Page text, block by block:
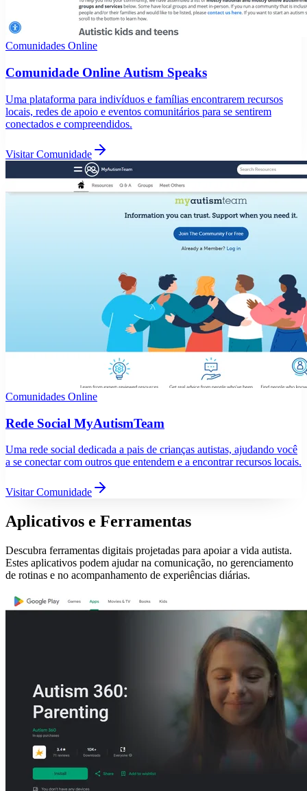
Comunidades Online
Comunidade Online Autism Speaks
Uma plataforma para indivíduos e famílias encontrarem recursos
locais, redes de apoio e eventos comunitários para se sentirem
conectados e compreendidos.
Visitar Comunidade
Comunidades Online
Rede Social MyAutismTeam
Uma rede social dedicada a pais de crianças autistas, ajudando você
a se conectar com outros que entendem e a encontrar recursos locais.
Visitar Comunidade
Aplicativos e Ferramentas
Descubra ferramentas digitais projetadas para apoiar a vida autista.
Estes aplicativos podem ajudar na comunicação, no gerenciamento
de rotinas e no acompanhamento de experiências diárias.